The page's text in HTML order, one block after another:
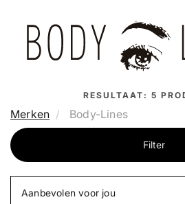
RESULTAAT: 5
Merken Body-Lines
Filter
Aanbevolen voor jou